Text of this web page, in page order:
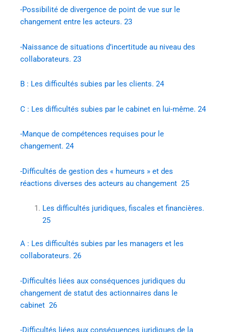
-Possibilité de divergence de point de vue sur le
changement entre les acteurs. 23
-Naissance de situations d’incertitude au niveau des
collaborateurs. 23
B : Les difficultés subies par les clients. 24
C : Les difficultés subies par le cabinet en lui-même. 24
-Manque de compétences requises pour le
changement. 24
-Difficultés de gestion des « humeurs » et des
réactions diverses des acteurs au changement 25
Les difficultés juridiques, fiscales et financières.
25
A : Les difficultés subies par les managers et les
collaborateurs. 26
-Difficultés liées aux conséquences juridiques du
changement de statut des actionnaires dans le
cabinet 26
-Difficultés liées aux conséquences juridiques de la